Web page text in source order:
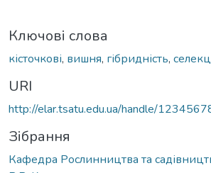
Ключові слова
кісточкові, вишня, гібридність,
URI
http://elar.tsatu.edu.ua/handle/
Зібрання
Кафедра Рослинництва та